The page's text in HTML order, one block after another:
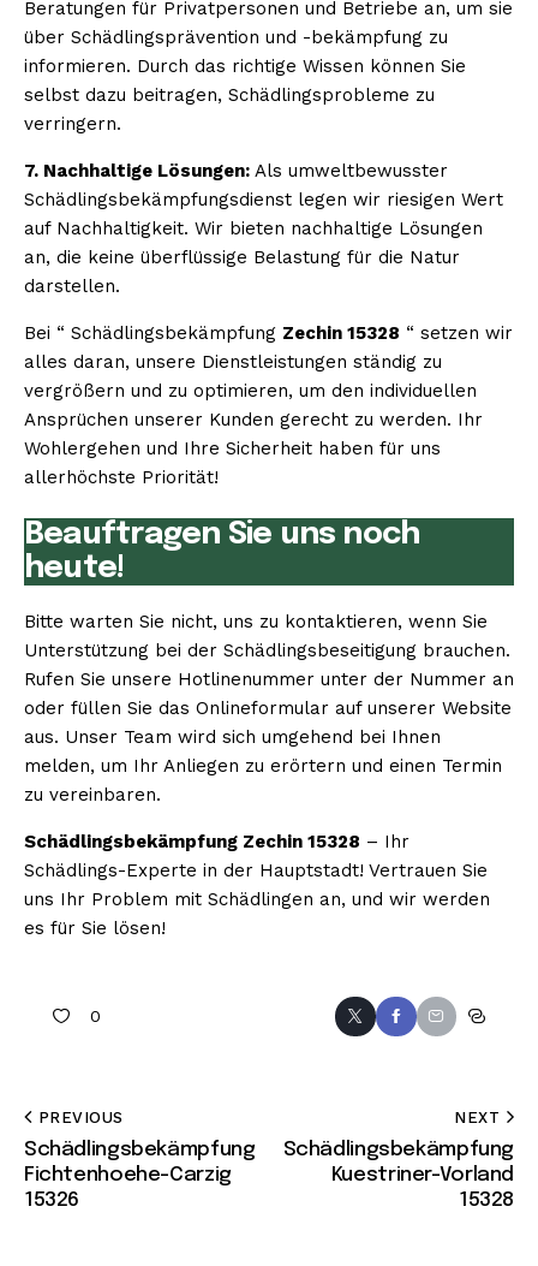
Beratungen für Privatpersonen und Betriebe an, um sie
über Schädlingsprävention und -bekämpfung zu
informieren. Durch das richtige Wissen können Sie
selbst dazu beitragen, Schädlingsprobleme zu
verringern.
7. Nachhaltige Lösungen: Als umweltbewusster
Schädlingsbekämpfungsdienst legen wir riesigen Wert
auf Nachhaltigkeit. Wir bieten nachhaltige Lösungen
an, die keine überflüssige Belastung für die Natur
darstellen.
Bei “ Schädlingsbekämpfung Zechin 15328 “ setzen wir
alles daran, unsere Dienstleistungen ständig zu
vergrößern und zu optimieren, um den individuellen
Ansprüchen unserer Kunden gerecht zu werden. Ihr
Wohlergehen und Ihre Sicherheit haben für uns
allerhöchste Priorität!
Beauftragen Sie uns noch
heute!
Bitte warten Sie nicht, uns zu kontaktieren, wenn Sie
Unterstützung bei der Schädlingsbeseitigung brauchen.
Rufen Sie unsere Hotlinenummer unter der Nummer an
oder füllen Sie das Onlineformular auf unserer Website
aus. Unser Team wird sich umgehend bei Ihnen
melden, um Ihr Anliegen zu erörtern und einen Termin
zu vereinbaren.
Schädlingsbekämpfung Zechin 15328 – Ihr
Schädlings-Experte in der Hauptstadt! Vertrauen Sie
uns Ihr Problem mit Schädlingen an, und wir werden
es für Sie lösen!
0
PREVIOUS
Schädlingsbekämpfung
Fichtenhoehe-Carzig
15326
NEXT
Schädlingsbekämpfung
Kuestriner-Vorland
15328